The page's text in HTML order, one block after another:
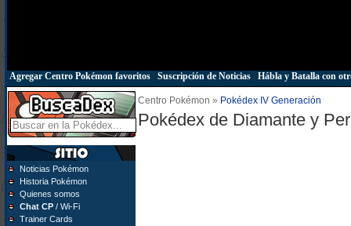
Agregar Centro Pokémon favoritos| Suscripción de Noticias| Hábla y Batalla con
Noticias Pokémon
Historia Pokémon
Quienes somos
Chat CP/ Wi-Fi
Trainer Cards
Centro Pokémon » Pokédex IV Generación
Pokédex de Diamante y